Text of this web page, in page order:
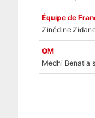
Équipe de
OM